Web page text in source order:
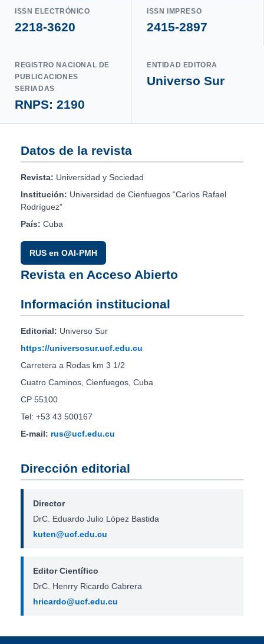
ISSN ELECTRÓNICO
2218-3620
ISSN IMPRESO
2415-2897
REGISTRO NACIONAL DE
PUBLICACIONES
SERIADAS
RNPS: 2190
ENTIDAD EDITORA
Universo Sur
Datos de la revista
Revista: Universidad y Sociedad
Institución: Universidad de Cienfuegos “Carlos Rafael
Rodríguez”
País: Cuba
RUS en OAI-PMH
Revista en Acceso Abierto
Información institucional
Editorial: Universo Sur
https://universosur.ucf.edu.cu
Carretera a Rodas km 3 1/2
Cuatro Caminos, Cienfuegos, Cuba
CP 55100
Tel: +53 43 500167
E-mail: rus@ucf.edu.cu
Dirección editorial
Director
DrC. Eduardo Julio López Bastida
kuten@ucf.edu.cu
Editor Científico
DrC. Henrry Ricardo Cabrera
hricardo@ucf.edu.cu